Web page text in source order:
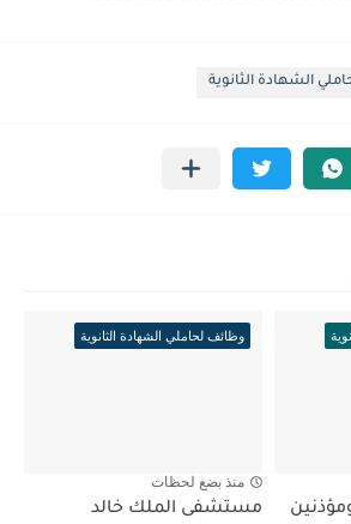
الشهادة الثانوية
وظائف لحاملي الشهادة الثانوية
منذ بضع لحظات
مستشفى الملك خالد